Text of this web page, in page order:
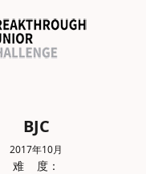
BJC
2017年10月
难 度：